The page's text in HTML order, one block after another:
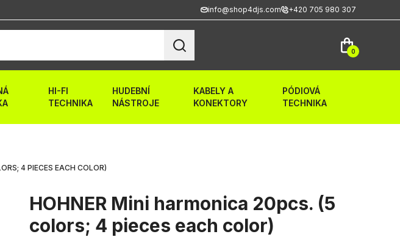
info@shop4djs.com +420 705 980 307
0
HI-FI
TECHNIKA
HUDEBNÍ
NÁSTROJE
KABELY A
KONEKTORY
PÓDIOVÁ
TECHNIKA
4 PIECES EACH COLOR)
HOHNER Mini harmonica 20pcs. (5
colors; 4 pieces each color)